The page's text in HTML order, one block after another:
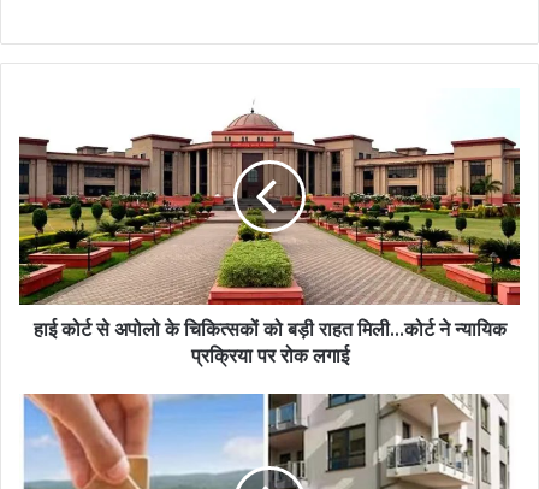
हाई कोर्ट से अपोलो के चिकित्सकों को बड़ी राहत मिली...कोर्ट ने न्यायिक
प्रक्रिया पर रोक लगाई